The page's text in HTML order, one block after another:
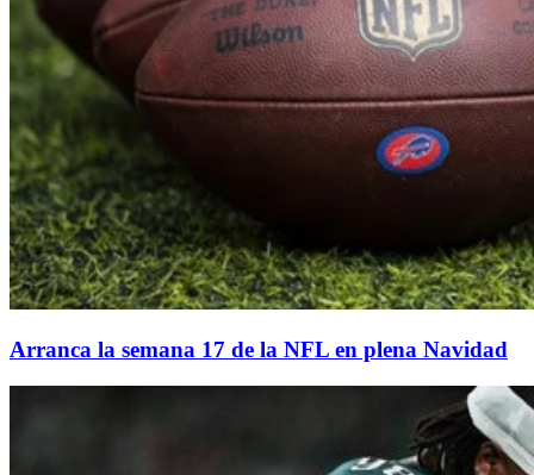
Arranca la semana 17 de la NFL en plena Navidad